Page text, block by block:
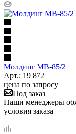
Молдинг МВ-85/2
Арт.: 19 872
цена по запросу
Под заказ
Наши менеджеры
условия заказа